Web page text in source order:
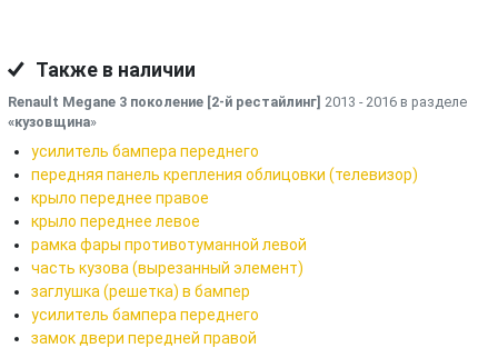
Также в наличии
Renault Megane 3 поколение [2-й рестайлинг] 2013 - 2016 в разделе
«кузовщина»
усилитель бампера переднего
передняя панель крепления облицовки (телевизор)
крыло переднее правое
крыло переднее левое
рамка фары противотуманной левой
часть кузова (вырезанный элемент)
заглушка (решетка) в бампер
усилитель бампера переднего
замок двери передней правой